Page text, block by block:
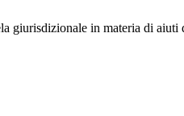
giurisdizionale in materia di